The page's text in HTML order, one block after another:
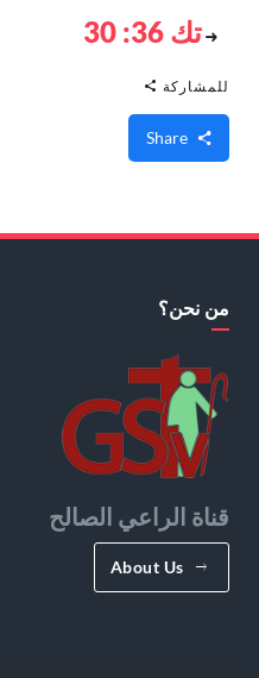
تك 36: 30
للمشاركة
من نحن؟
قناة الراعي الصالح
About Us